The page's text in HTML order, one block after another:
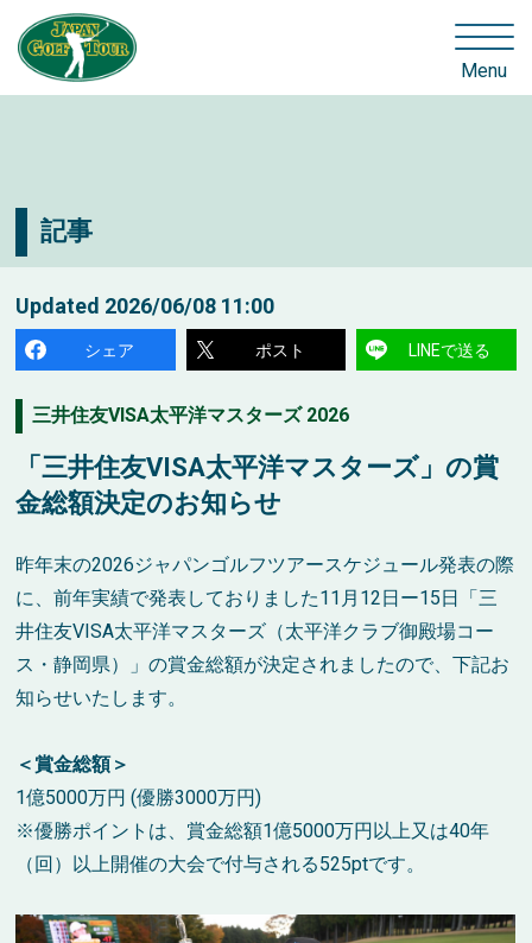
Menu
記事
Updated 2026/06/08 11:00
シェア ポスト LINEで送る
三井住友VISA太平洋マスターズ 2026
「三井住友VISA太平洋マスターズ」の賞
金総額決定のお知らせ
昨年末の2026ジャパンゴルフツアースケジュール発表の際
に、前年実績で発表しておりました11月12日ー15日「三
井住友VISA太平洋マスターズ（太平洋クラブ御殿場コー
ス・静岡県）」の賞金総額が決定されましたので、下記お
知らせいたします。
＜賞金総額＞
1億5000万円 (優勝3000万円)
※優勝ポイントは、賞金総額1億5000万円以上又は40年
（回）以上開催の大会で付与される525ptです。